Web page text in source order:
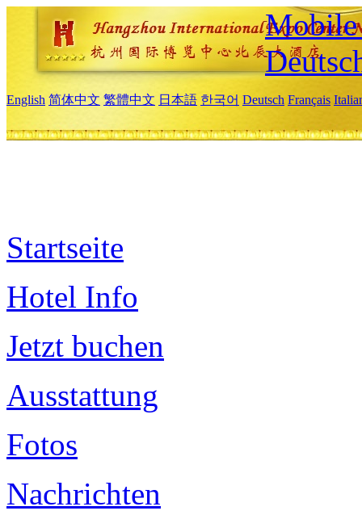
Mobile
English 简体中文 繁體中文 日本語 한국어 Deutsch Français
Startseite
Hotel Info
Jetzt buchen
Ausstattung
Fotos
Nachrichten